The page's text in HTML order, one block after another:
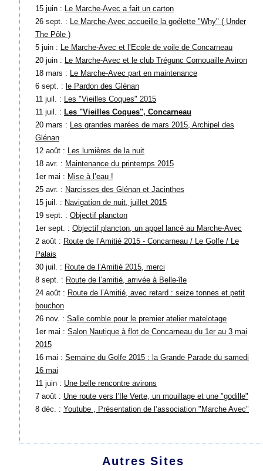
15 juin : Le Marche-Avec a fait un carton
26 sept. : Le Marche-Avec accueille la goélette "Why" ( Under
The Pôle )
5 juin : Le Marche-Avec et l’Ecole de voile de Concarneau
20 juin : Le Marche-Avec et le club Trégunc Cornouaille Aviron
18 mars : Le Marche-Avec part en maintenance
6 sept. : le Pardon des Glénan
11 juil. : Les "Vieilles Coques" 2015
11 juil. : Les "Vieilles Coques", Concarneau
20 mars : Les grandes marées de mars 2015, Archipel des
Glénan
12 août : Les lumières de la nuit
18 avr. : Maintenance du printemps 2015
1er mai : Mise à l’eau !
25 avr. : Narcisses des Glénan et Jacinthes
15 juil. : Navigation de nuit, juillet 2015
19 sept. : Objectif plancton
1er sept. : Objectif plancton, un appel lancé au Marche-Avec
2 août : Route de l’Amitié 2015 - Concarneau / Le Golfe / Le
Palais
30 juil. : Route de l’Amitié 2015, merci
8 sept. : Route de l’amitié, arrivée à Belle-île
24 août : Route de l’Amitié, avec retard : seize tonnes et petit
bouchon
26 nov. : Salle comble pour le premier atelier matelotage
1er mai : Salon Nautique à flot de Concarneau du 1er au 3 mai
2015
16 mai : Semaine du Golfe 2015 : la Grande Parade du samedi
16 mai
11 juin : Une belle rencontre avirons
7 août : Une route vers l’Ile Verte, un mouillage et une "godille"
8 déc. : Youtube , Présentation de l’association "Marche Avec"
Autres Sites